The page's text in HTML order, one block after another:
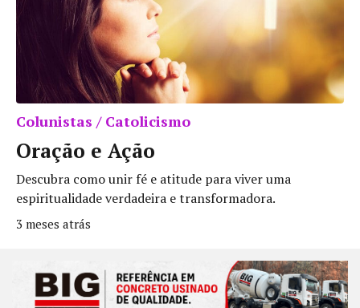
Colunistas / Catolicismo
Oração e Ação
Descubra como unir fé e atitude para viver uma
espiritualidade verdadeira e transformadora.
3 meses atrás